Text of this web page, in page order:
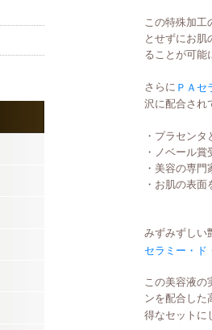
この特殊加工
とせずにお肌
ることが可能
さらに ＰＡセ
沢に配合され
・プラセン
・ノベール賞
・美容の専門
・お肌の表
みずみずしい
セラミー・ド
この美容液の
ンを配合した
得なセットに